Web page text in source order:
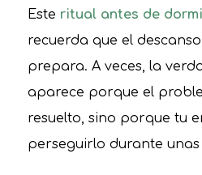
Este ritual antes de
recuerda que el
prepara. A veces, la
aparece porque el
resuelto, sino porque tu
perseguirlo durante unas